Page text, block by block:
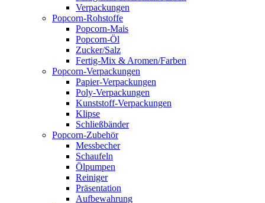
Verpackungen
Popcorn-Rohstoffe
Popcorn-Mais
Popcorn-Öl
Zucker/Salz
Fertig-Mix & Aromen/Farben
Popcorn-Verpackungen
Papier-Verpackungen
Poly-Verpackungen
Kunststoff-Verpackungen
Klipse
Schließbänder
Popcorn-Zubehör
Messbecher
Schaufeln
Ölpumpen
Reiniger
Präsentation
Aufbewahrung